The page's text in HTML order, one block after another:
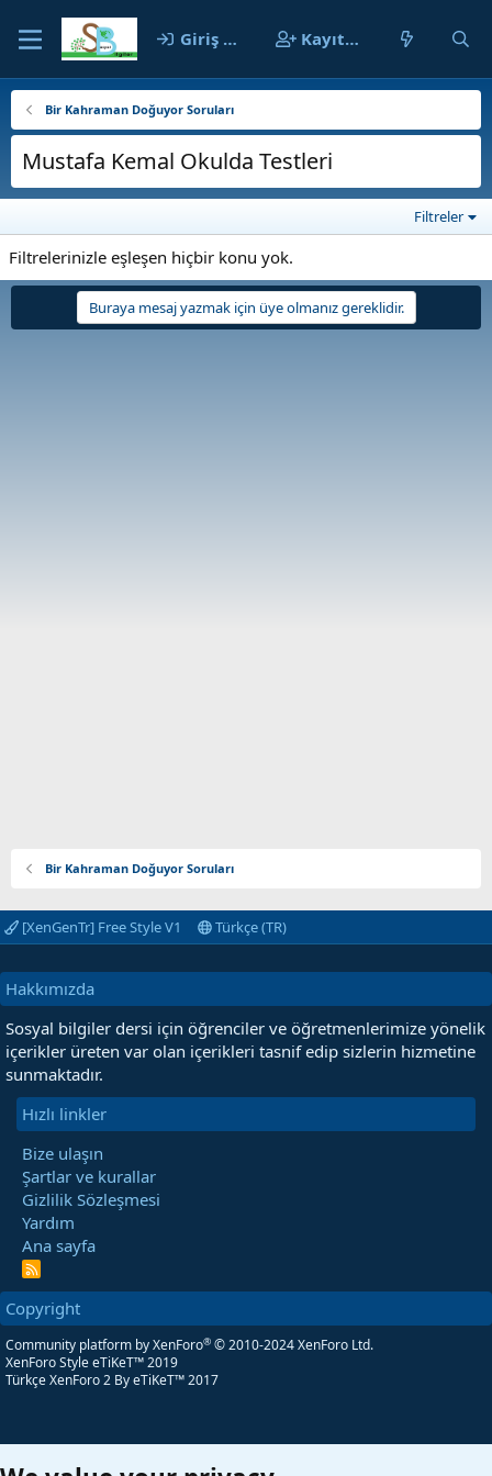
Giriş yap Kayıt ol
Bir Kahraman Doğuyor Soruları
Mustafa Kemal Okulda Testleri
Filtreler
Filtrelerinizle eşleşen hiçbir konu yok.
Buraya mesaj yazmak için üye olmanız gereklidir.
Bir Kahraman Doğuyor Soruları
[XenGenTr] Free Style V1 Türkçe (TR)
Hakkımızda
Sosyal bilgiler dersi için öğrenciler ve öğretmenlerimize yönelik
içerikler üreten var olan içerikleri tasnif edip sizlerin hizmetine
sunmaktadır.
Hızlı linkler
Bize ulaşın
Şartlar ve kurallar
Gizlilik Sözleşmesi
Yardım
Ana sayfa
R
S
Copyright
Community platform by XenForo® © 2010-2024 XenForo Ltd.
XenForo Style eTiKeT™ 2019
Türkçe XenForo 2 By eTiKeT™ 2017